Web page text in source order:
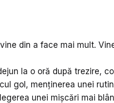
din a face mai mult.
la o oră după trezire,
gol, menținerea unei
unei mișcări mai